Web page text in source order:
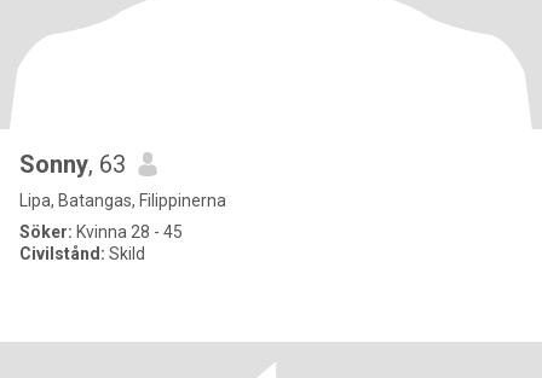
Sonny, 63
Lipa, Batangas, Filippinerna
Söker: Kvinna 28 - 45
Civilstånd: Skild